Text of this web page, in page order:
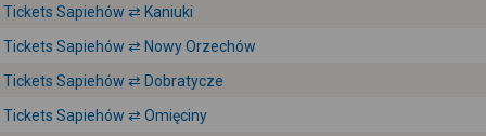
Tickets Sapiehów ⇄ Kaniuki
Tickets Sapiehów ⇄ Nowy Orzechów
Tickets Sapiehów ⇄ Dobratycze
Tickets Sapiehów ⇄ Omięciny